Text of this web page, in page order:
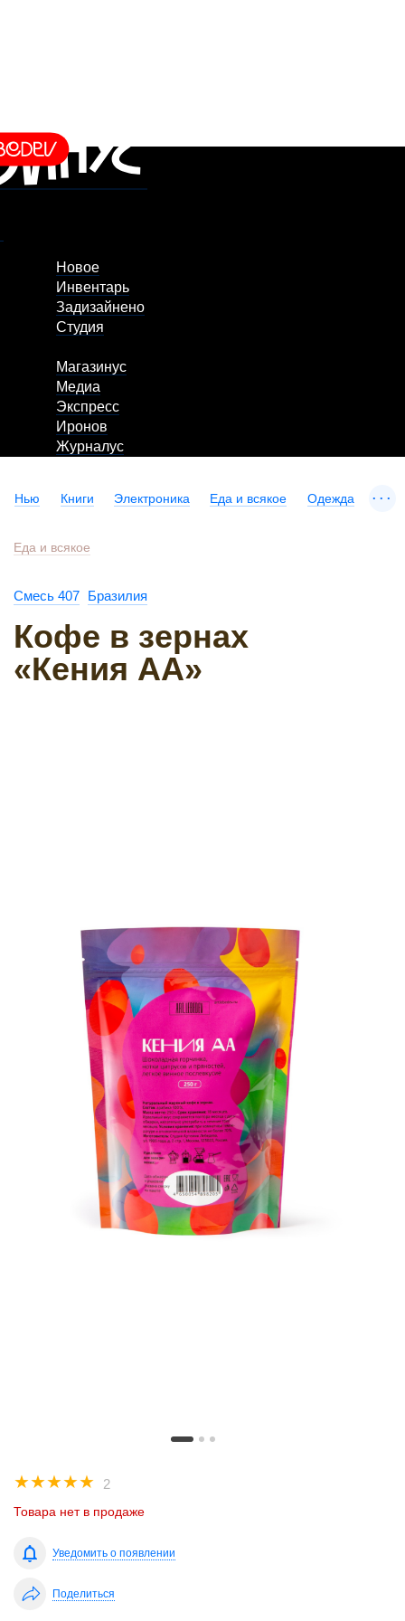
Новое
Инвентарь
Задизайнено
Студия
Магазинус
Медиа
Экспресс
Иронов
Журналус
Нью Книги Электроника Еда и всякое Одежда ...
Еда и всякое
Смесь 407 Бразилия
Кофе в зернах
«Кения АА»
☆
☆
☆
☆
☆ 2
Товара нет в продаже
Уведомить о появлении
Поделиться